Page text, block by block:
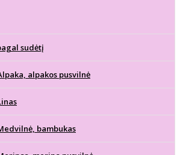
sudėtį
alpakos pusvilnė
bambukas